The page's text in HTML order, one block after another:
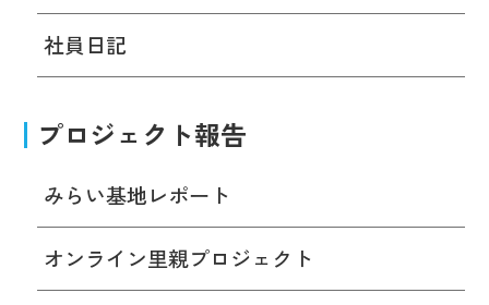
社員日記
プロジェクト報告
みらい基地レポート
オンライン里親プロジェクト